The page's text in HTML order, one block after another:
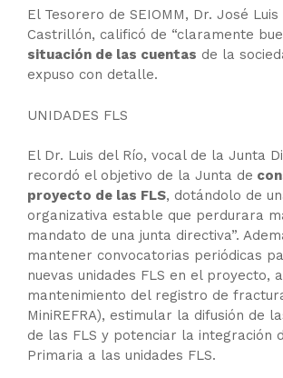
El Tesorero de SEIOMM, Dr. José Luis
Castrillón, calificó de “claramente
situación de las cuentas de la
expuso con detalle.
UNIDADES FLS
El Dr. Luis del Río, vocal de la Junta
recordó el objetivo de la Junta de
proyecto de las FLS, dotándolo de
organizativa estable que perdurara
mandato de una junta directiva”.
mantener convocatorias periódicas
nuevas unidades FLS en el proyecto,
mantenimiento del registro de
MiniREFRA), estimular la difusión de
de las FLS y potenciar la integración
Primaria a las unidades FLS.